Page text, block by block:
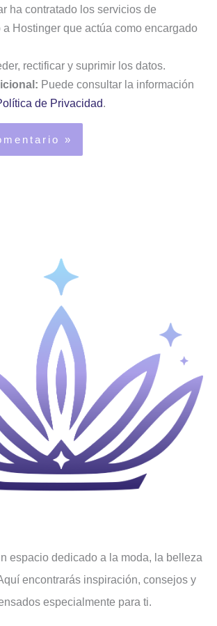
ha contratado los servicios de
Hostinger que actúa como encargado
rectificar y suprimir los datos.
Puede consultar la información
de Privacidad.
espacio dedicado a la moda, la belleza
encontrarás inspiración, consejos y
​​especialmente para ti.